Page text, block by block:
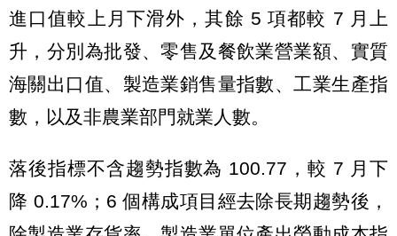
進口值較上月下滑外，其餘 5 項都較 7 月上
升，分別為批發、零售及餐飲業營業額、實質
海關出口值、製造業銷售量指數、工業生產指
數，以及非農業部門就業人數。
落後指標不含趨勢指數為 100.77，較 7 月下
降 0.17%；6 個構成項目經去除長期趨勢後，